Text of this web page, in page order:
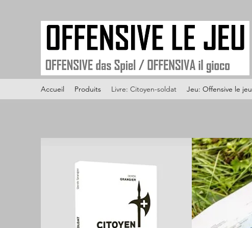
Accueil Produits Livre: Citoyen-soldat Jeu: Offensive le jeu